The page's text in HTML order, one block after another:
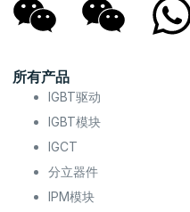
所有产品
IGBT驱动
IGBT模块
IGCT
分立器件
IPM模块